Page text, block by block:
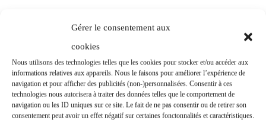
Gérer le consentement aux
cookies
Nous utilisons des technologies telles que les cookies pour stocker et/ou accéder aux
informations relatives aux appareils. Nous le faisons pour améliorer l’expérience de
navigation et pour afficher des publicités (non-)personnalisées. Consentir à ces
technologies nous autorisera à traiter des données telles que le comportement de
navigation ou les ID uniques sur ce site. Le fait de ne pas consentir ou de retirer son
consentement peut avoir un effet négatif sur certaines fonctonnalités et caractéristiques.